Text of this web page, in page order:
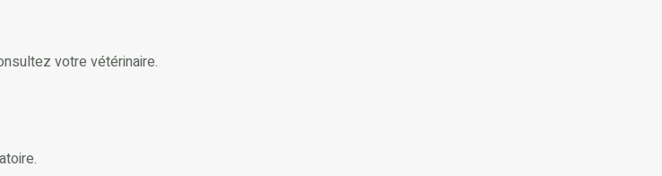
votre vétérinaire.